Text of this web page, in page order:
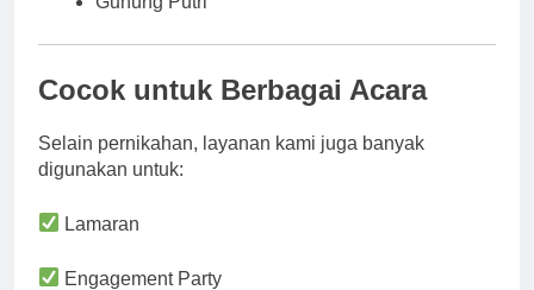
Cocok untuk Berbagai Acara
Selain pernikahan, layanan kami juga banyak
digunakan untuk:
Lamaran
Engagement Party